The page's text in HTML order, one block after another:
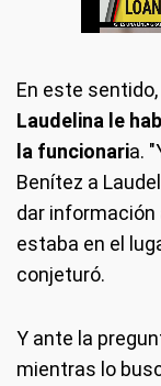
En este
Laudelina le
la funcionaria.
Benítez a
dar información
estaba en el
conjeturó.
Y ante la
mientras lo